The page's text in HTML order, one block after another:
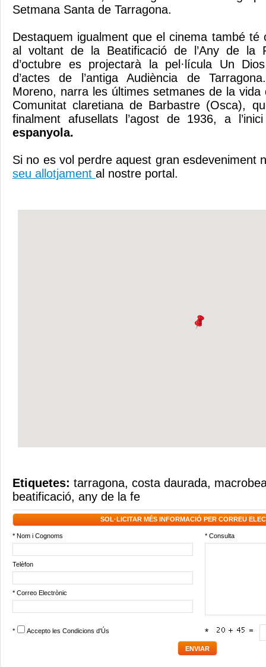
Setmana Santa de Tarragona.
Destaquem igualment que el cinema també té
al voltant de la Beatificació de l’Any de
d’octubre es projectarà la pel·lícula Un
d’actes de l’antiga Audiència de
Moreno, narra les últimes setmanes de la
Comunitat claretiana de Barbastre (Osca),
finalment afusellats l’agost de 1936, a
espanyola.
Si no es vol perdre aquest gran esdeveniment
seu allotjament al nostre portal.
Etiquetes: tarragona, costa daurada,
beatificació, any de la fe
SOL·LICITAR MÉS INFORMACIÓ PER CORREU
* Nom i Cognoms * Consulta
Telèfon
* Correo Electrònic
* Accepto les Condicions d'Ús *